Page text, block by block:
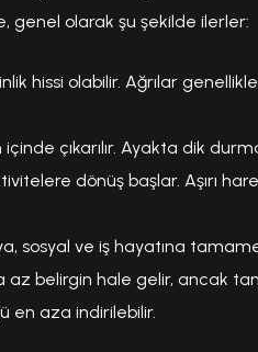
genel olarak şu şekilde ilerler:
hissi olabilir. Ağrılar
çıkarılır. Ayakta dik
dönüş başlar. Aşırı
sosyal ve iş hayatına
az belirgin hale gelir, ancak
en aza indirilebilir.